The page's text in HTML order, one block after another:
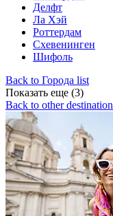
Делфт
Ла Хэй
Роттердам
Схевенинген
Шифоль
Back to Города list
Показать еще (3)
Back to other